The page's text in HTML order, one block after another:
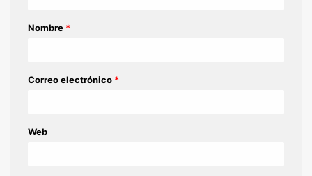
r
Nombre *
Correo electrónico *
Web